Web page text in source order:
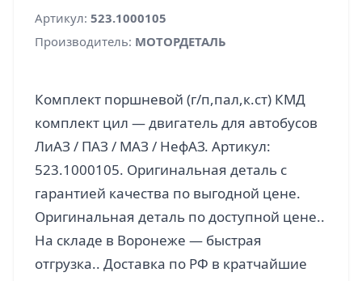
Артикул: 523.1000105
Производитель: МОТОРДЕТАЛЬ
Комплект поршневой (г/п,пал,к.ст) КМД
комплект цил — двигатель для автобусов
ЛиАЗ / ПАЗ / МАЗ / НефАЗ. Артикул:
523.1000105. Оригинальная деталь с
гарантией качества по выгодной цене.
Оригинальная деталь по доступной цене..
На складе в Воронеже — быстрая
отгрузка.. Доставка по РФ в кратчайшие